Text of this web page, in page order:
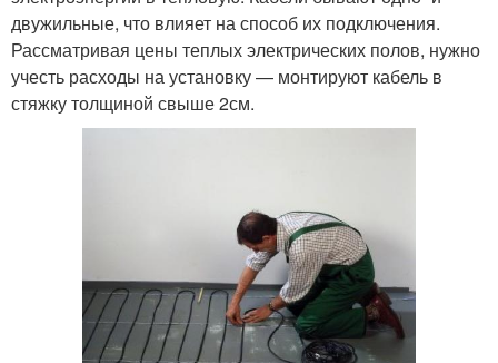
двужильные, что влияет на способ их подключения.
Рассматривая цены теплых электрических полов, нужно
учесть расходы на установку — монтируют кабель в
стяжку толщиной свыше 2см.